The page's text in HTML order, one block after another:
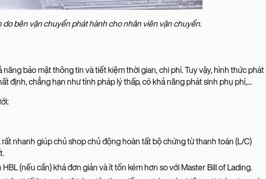
do bên vận chuyển phát hành cho nhân viên vận chuyển.
năng bảo mật thông tin và tiết kiệm thời gian, chi phí. Tuy vậy, hình thức phát
định, chẳng hạn như tính pháp lý thấp, có khả năng phát sinh phụ phí,...
nhanh giúp chủ shop chủ động hoàn tất bộ chứng từ thanh toán (L/C)
(nếu cần) khá đơn giản và ít tốn kém hơn so với Master Bill of Lading.